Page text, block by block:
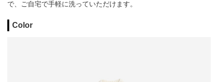
で、ご自宅で手軽に洗っていただけます。
Color